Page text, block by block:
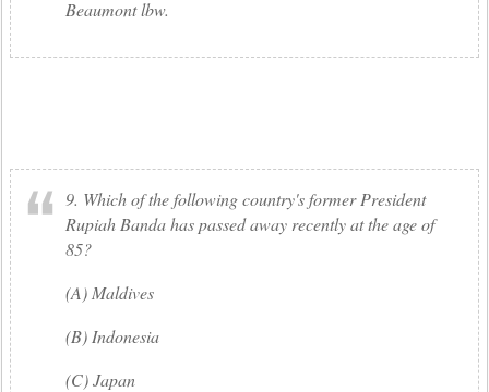
Beaumont lbw.
9. Which of the following country's former President
Rupiah Banda has passed away recently at the age of
85?
(A) Maldives
(B) Indonesia
(C) Japan